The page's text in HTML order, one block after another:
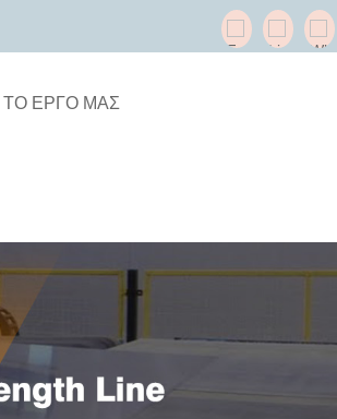
ΤΟ ΈΡΓΟ ΜΑΣ